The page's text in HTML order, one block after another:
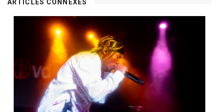
ARTICLES CONNEXES